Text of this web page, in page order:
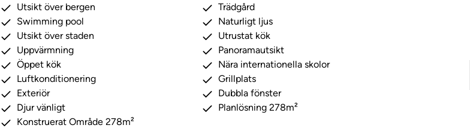
Utsikt över bergen
Trädgård
Swimming pool
Naturligt ljus
Utsikt över staden
Utrustat kök
Uppvärmning
Panoramautsikt
Öppet kök
Nära internationella skolor
Luftkonditionering
Grillplats
Exteriör
Dubbla fönster
Djur vänligt
Planlösning 278m²
Konstruerat Område 278m²